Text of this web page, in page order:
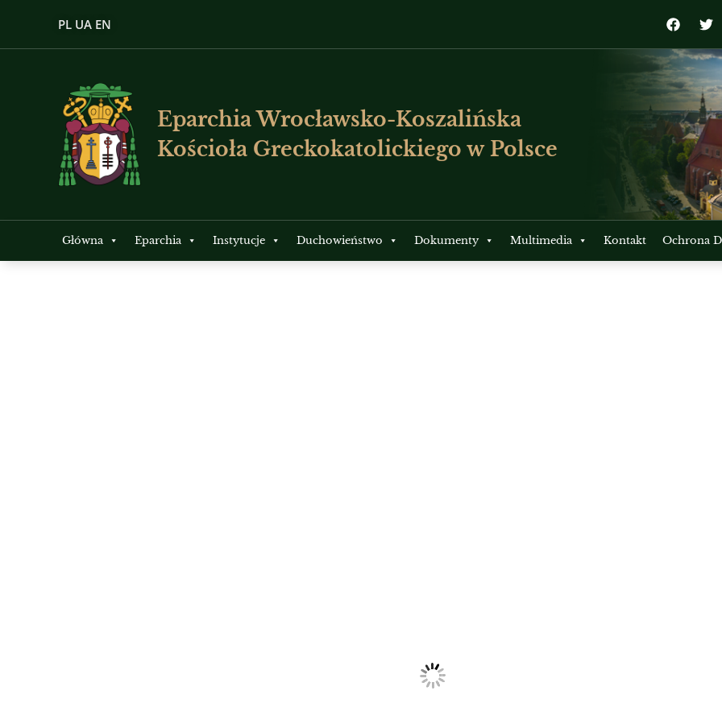
PL UA EN
Eparchia Wrocławsko-Koszalińska
Kościoła Greckokatolickiego w Polsce
Główna Eparchia Instytucje Duchowieństwo Dokumenty Multimedia Kontakt Ochrona